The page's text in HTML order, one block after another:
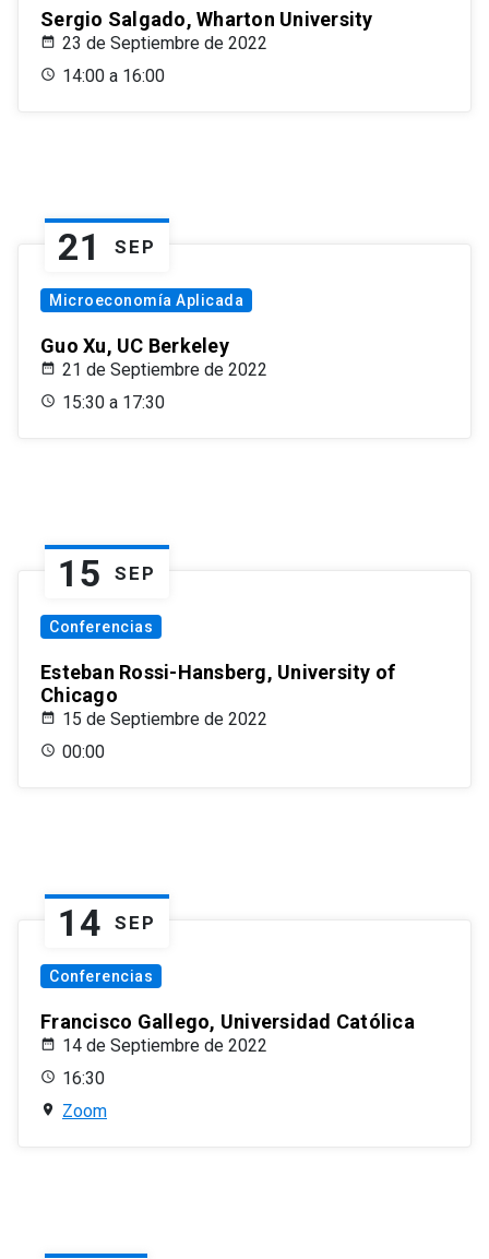
Sergio Salgado, Wharton University
23 de Septiembre de 2022
14:00 a 16:00
21 SEP
Microeconomía Aplicada
Guo Xu, UC Berkeley
21 de Septiembre de 2022
15:30 a 17:30
15 SEP
Conferencias
Esteban Rossi-Hansberg, University of
Chicago
15 de Septiembre de 2022
00:00
14 SEP
Conferencias
Francisco Gallego, Universidad Católica
14 de Septiembre de 2022
16:30
Zoom